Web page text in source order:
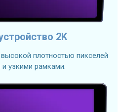
2K
плотностью пикселей
и узкими рамками.